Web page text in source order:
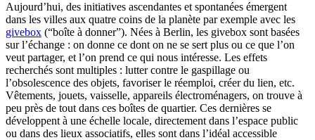
Aujourd’hui, des initiatives ascendantes et spontanées émergent
dans les villes aux quatre coins de la planète par exemple avec les
givebox (“boîte à donner”). Nées à Berlin, les givebox sont basées
sur l’échange : on donne ce dont on ne se sert plus ou ce que l’on
veut partager, et l’on prend ce qui nous intéresse. Les effets
recherchés sont multiples : lutter contre le gaspillage ou
l’obsolescence des objets, favoriser le réemploi, créer du lien, etc.
Vêtements, jouets, vaisselle, appareils électroménagers, on trouve à
peu près de tout dans ces boîtes de quartier. Ces dernières se
développent à une échelle locale, directement dans l’espace public
ou dans des lieux associatifs, elles sont dans l’idéal accessible